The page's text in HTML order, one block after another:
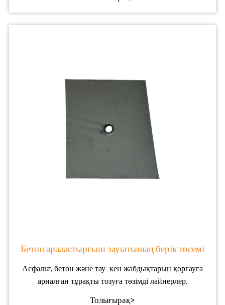
Бетон араластырғыш зауытының берік төсемі
Асфальт, бетон және тау-кен жабдықтарын қорғауға
арналған тұрақты тозуға төзімді лайнерлер.
Толығырақ>